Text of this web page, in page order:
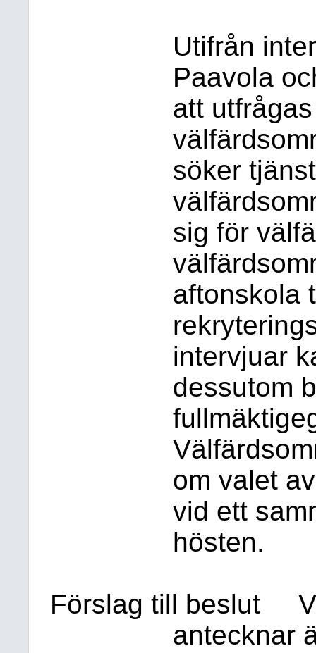
Utifrån
Paavola
att
söker
sig för
aftonskola
intervjuar
dessutom
om valet
vid ett
hösten.
Förslag till beslut
antecknar